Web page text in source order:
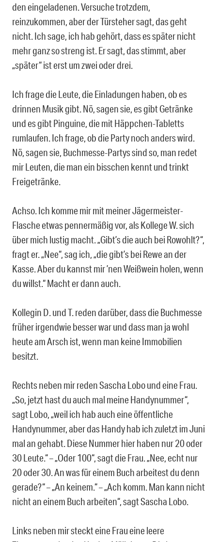
den eingeladenen. Versuche trotzdem,
reinzukommen, aber der Türsteher sagt, das geht
nicht. Ich sage, ich hab gehört, dass es später nicht
mehr ganz so streng ist. Er sagt, das stimmt, aber
„später“ ist erst um zwei oder drei.
Ich frage die Leute, die Einladungen haben, ob es
drinnen Musik gibt. Nö, sagen sie, es gibt Getränke
und es gibt Pinguine, die mit Häppchen-Tabletts
rumlaufen. Ich frage, ob die Party noch anders wird.
Nö, sagen sie, Buchmesse-Partys sind so, man redet
mir Leuten, die man ein bisschen kennt und trinkt
Freigetränke.
Achso. Ich komme mir mit meiner Jägermeister-
Flasche etwas pennermäßig vor, als Kollege W. sich
über mich lustig macht. „Gibt’s die auch bei Rowohlt?“,
fragt er. „Nee“, sag ich, „die gibt’s bei Rewe an der
Kasse. Aber du kannst mir ’nen Weißwein holen, wenn
du willst.“ Macht er dann auch.
Kollegin D. und T. reden darüber, dass die Buchmesse
früher irgendwie besser war und dass man ja wohl
heute am Arsch ist, wenn man keine Immobilien
besitzt.
Rechts neben mir reden Sascha Lobo und eine Frau.
„So, jetzt hast du auch mal meine Handynummer“,
sagt Lobo, „weil ich hab auch eine öffentliche
Handynummer, aber das Handy hab ich zuletzt im Juni
mal an gehabt. Diese Nummer hier haben nur 20 oder
30 Leute.“ – „Oder 100“, sagt die Frau. „Nee, echt nur
20 oder 30. An was für einem Buch arbeitest du denn
gerade?“ – „An keinem.“ – „Ach komm. Man kann nicht
nicht an einem Buch arbeiten“, sagt Sascha Lobo.
Links neben mir steckt eine Frau eine leere